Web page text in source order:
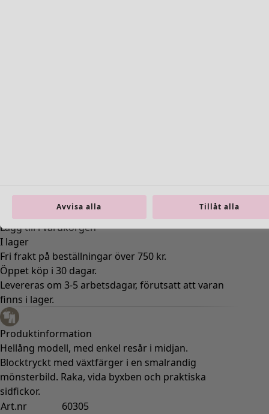
XXL
Hitta rätt storlek
Hitta rätt storlek
Lägg till i varukorgen
I lager
Fri frakt på beställningar över 750 kr.
Öppet köp i 30 dagar.
Levereras om 3-5 arbetsdagar, förutsatt att varan
finns i lager.
Produktinformation
Hellång modell, med enkel resår i midjan.
Blocktryckt med växtfärger i en smalrandig
mönsterbild. Raka, vida byxben och praktiska
sidfickor.
Art.nr
60305
Avvisa alla Tillåt alla